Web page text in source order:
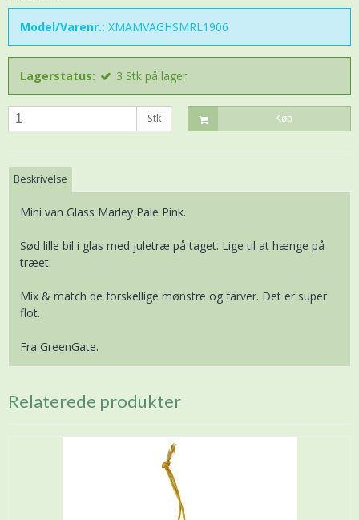
Model/Varenr.: XMAMVAGHSMRL1906
Lagerstatus: 3 Stk på lager
Stk Køb
Beskrivelse
Mini van Glass Marley Pale Pink.
Sød lille bil i glas med juletræ på taget. Lige til at hænge på
træet.
Mix & match de forskellige mønstre og farver. Det er super
flot.
Fra GreenGate.
Relaterede produkter